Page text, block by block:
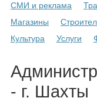
СМИ и реклама
Магазины
Культура
Услуги
- г. Шахты